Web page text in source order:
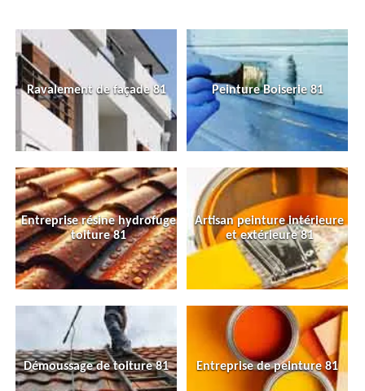
Ravalement de façade 81 Peinture Boiserie 81
Entreprise résine hydrofuge
toiture 81
Artisan peinture intérieure
et extérieure 81
Démoussage de toiture 81 Entreprise de peinture 81